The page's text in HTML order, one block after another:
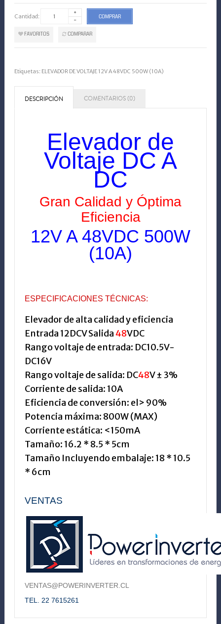
Cantidad: COMPRAR
FAVORITOS COMPARAR
Etiquetas: ELEVADOR DE VOLTAJE 12V A 48VDC 500W (10A)
DESCRIPCIÓN COMENTARIOS (0)
Elevador de
Voltaje DC A
DC
Gran Calidad y Óptima
Eficiencia
12V A 48VDC 500W
(10A)
ESPECIFICACIONES TÉCNICAS:
Elevador de alta calidad y eficiencia
Entrada 12DCVSalida48VDC
Rango voltaje de entrada: DC10.5V-
DC16V
Rango voltaje de salida: DC48V ± 3%
Corriente de salida:10A
Eficiencia de conversión: el> 90%
Potencia máxima: 800W(MAX)
Corriente estática: <150mA
Tamaño:16.2 * 8.5 * 5cm
Tamaño Incluyendo embalaje:18 *10.5
* 6cm
VENTAS
VENTAS@POWERINVERTER.CL
TEL. 22 7615261